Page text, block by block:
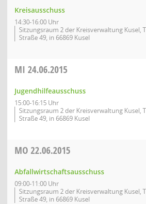
Kreisausschuss
14:30-16:00 Uhr
Sitzungsraum 2 der Kreisverwaltung Kusel,
Straße 49, in 66869 Kusel
MI 24.06.2015
Jugendhilfeausschuss
15:00-16:15 Uhr
Sitzungsraum 2 der Kreisverwaltung Kusel,
Straße 49, in 66869 Kusel
MO 22.06.2015
Abfallwirtschaftsausschuss
09:00-11:00 Uhr
Sitzungsraum 2 der Kreisverwaltung Kusel,
Straße 49, in 66869 Kusel